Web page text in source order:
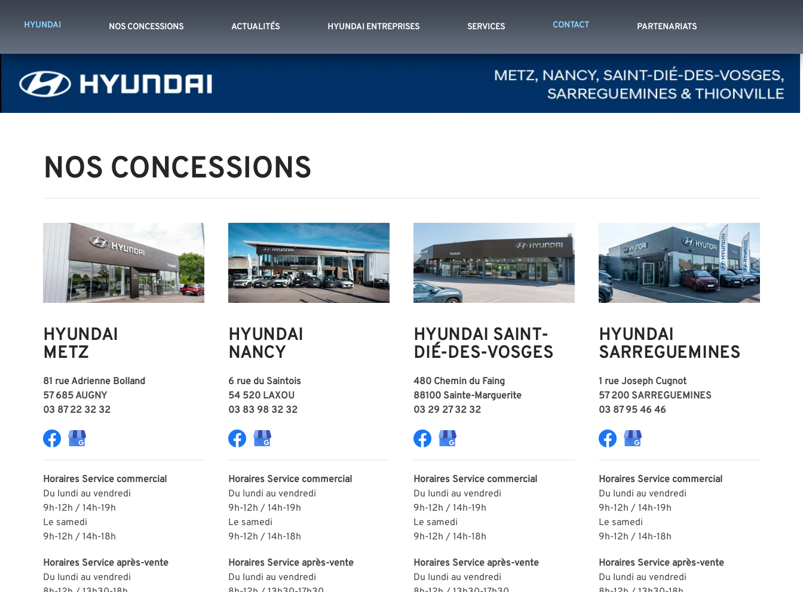
HYUNDAI NOS CONCESSIONS ACTUALITÉS HYUNDAI ENTREPRISES SERVICES CONTACT PARTENARIATS
NOS CONCESSIONS
HYUNDAI
METZ
81 rue Adrienne Bolland
57 685 AUGNY
03 87 22 32 32
Horaires Service commercial
Du lundi au vendredi
9h-12h / 14h-19h
Le samedi
9h-12h / 14h-18h
Horaires Service après-vente
Du lundi au vendredi
HYUNDAI
NANCY
6 rue du Saintois
54 520 LAXOU
03 83 98 32 32
Horaires Service commercial
Du lundi au vendredi
9h-12h / 14h-19h
Le samedi
9h-12h / 14h-18h
Horaires Service après-vente
Du lundi au vendredi
HYUNDAI SAINT-
DIÉ-DES-VOSGES
480 Chemin du Faing
88100 Sainte-Marguerite
03 29 27 32 32
Horaires Service commercial
Du lundi au vendredi
9h-12h / 14h-19h
Le samedi
9h-12h / 14h-18h
Horaires Service après-vente
Du lundi au vendredi
HYUNDAI
SARREGUEMINES
1 rue Joseph Cugnot
57 200 SARREGUEMINES
03 87 95 46 46
Horaires Service commercial
Du lundi au vendredi
9h-12h / 14h-19h
Le samedi
9h-12h / 14h-18h
Horaires Service après-vente
Du lundi au vendredi